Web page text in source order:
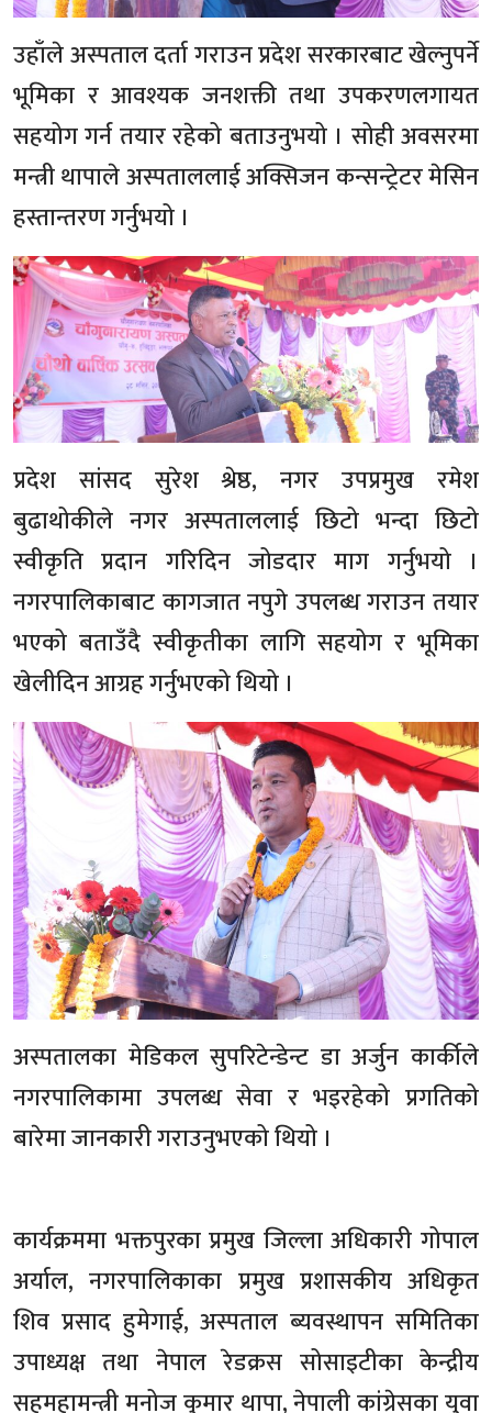
उहाँले अस्पताल दर्ता गराउन प्रदेश सरकारबाट खेल्नुपर्ने
भूमिका र आवश्यक जनशक्ती तथा उपकरणलगायत
सहयोग गर्न तयार रहेको बताउनुभयो । सोही अवसरमा
मन्त्री थापाले अस्पताललाई अक्सिजन कन्सन्ट्रेटर मेसिन
हस्तान्तरण गर्नुभयो ।
प्रदेश सांसद सुरेश श्रेष्ठ, नगर उपप्रमुख रमेश
बुढाथोकीले नगर अस्पताललाई छिटो भन्दा छिटो
स्वीकृति प्रदान गरिदिन जोडदार माग गर्नुभयो ।
नगरपालिकाबाट कागजात नपुगे उपलब्ध गराउन तयार
भएको बताउँदै स्वीकृतीका लागि सहयोग र भूमिका
खेलीदिन आग्रह गर्नुभएको थियो ।
अस्पतालका मेडिकल सुपरिटेन्डेन्ट डा अर्जुन कार्कीले
नगरपालिकामा उपलब्ध सेवा र भइरहेको प्रगतिको
बारेमा जानकारी गराउनुभएको थियो ।
कार्यक्रममा भक्तपुरका प्रमुख जिल्ला अधिकारी गोपाल
अर्याल, नगरपालिकाका प्रमुख प्रशासकीय अधिकृत
शिव प्रसाद हुमेगाई, अस्पताल ब्यवस्थापन समितिका
उपाध्यक्ष तथा नेपाल रेडक्रस सोसाइटीका केन्द्रीय
सहमहामन्त्री मनोज कुमार थापा, नेपाली कांग्रेसका युवा